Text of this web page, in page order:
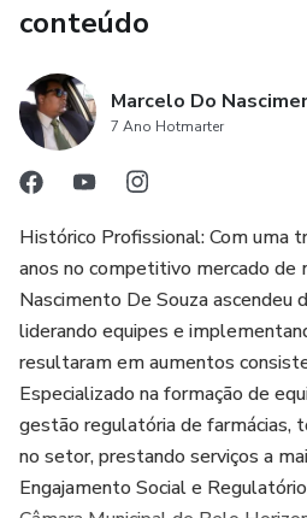
seu bem-estar.
3. Receitas Equilibradas para o
Desde cafés da manhã
os dias quentes, cada receita é
seu estilo de vida. Afinal, a saúde
que você come, mas sobre a
desfrutar da comida.
4. Estratégias para uma Vida
Os capítulos subsequentes não
receitas deliciosas, mas
práticas para uma vida mais
de doenças até a compreensão
saúde, você será capacitado a
conteúdo
Marcelo Do
7 Ano Hotmarter
Histórico Profissional: Com uma
anos no competitivo mercado de
Nascimento De Souza ascendeu
liderando equipes e
resultaram em aumentos
Especializado na formação de
gestão regulatória de farmácias,
no setor, prestando serviços a
Engajamento Social e